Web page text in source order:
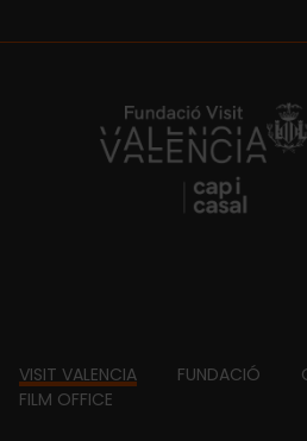
https://
Footer
VISIT VALENCIA FUNDACIÓ
FILM OFFICE